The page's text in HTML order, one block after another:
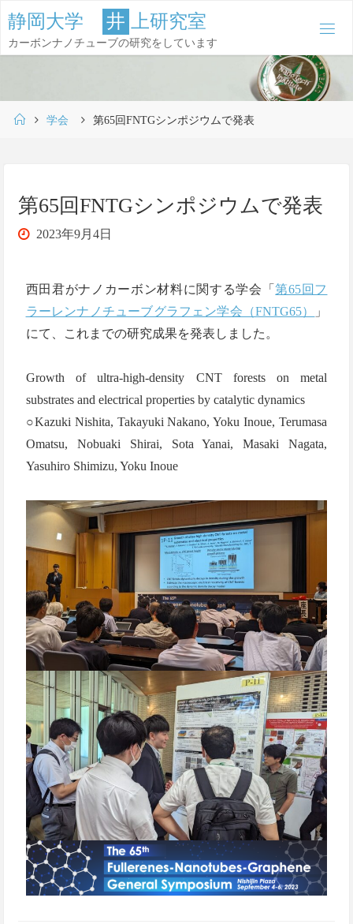
コ
ン
テ
ツ
静岡大学 井 上研究室
カーボンナノチューブの研究をしています
ホ
学会 第65回FNTGシンポジウムで発表
第65回FNTGシンポジウムで発表
2023年9月4日
西田君がナノカーボン材料に関する学会「第65回フ
ラーレンナノチューブグラフェン学会（FNTG65）
」
にて、これまでの研究成果を発表しました。
Growth of ultra-high-density CNT forests on metal
substrates and electrical properties by catalytic dynamics
○Kazuki Nishita, Takayuki Nakano, Yoku Inoue, Terumasa
Omatsu, Nobuaki Shirai, Sota Yanai, Masaki Nagata,
Yasuhiro Shimizu, Yoku Inoue